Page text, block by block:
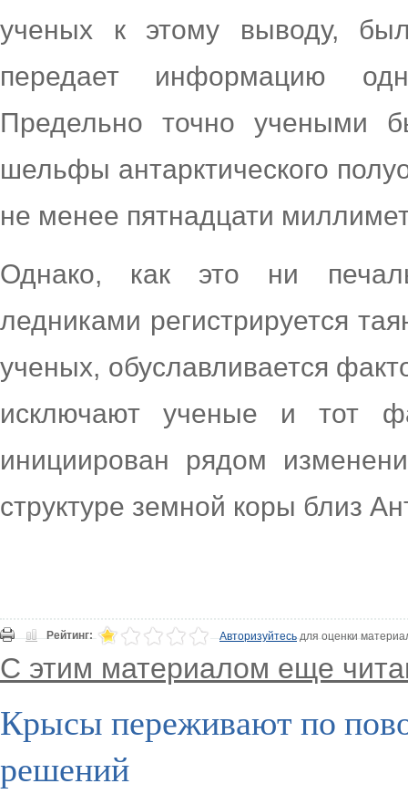
ученых к этому выводу,
передает информацию
Предельно точно учеными
шельфы антарктического
не менее пятнадцати
Однако, как это ни
ледниками регистрируется
ученых, обуславливается
исключают ученые и тот
инициирован рядом
структуре земной коры близ
Рейтинг: Авторизуйтесьдля оценки
С этим материалом еще
Крысы переживают по
решений